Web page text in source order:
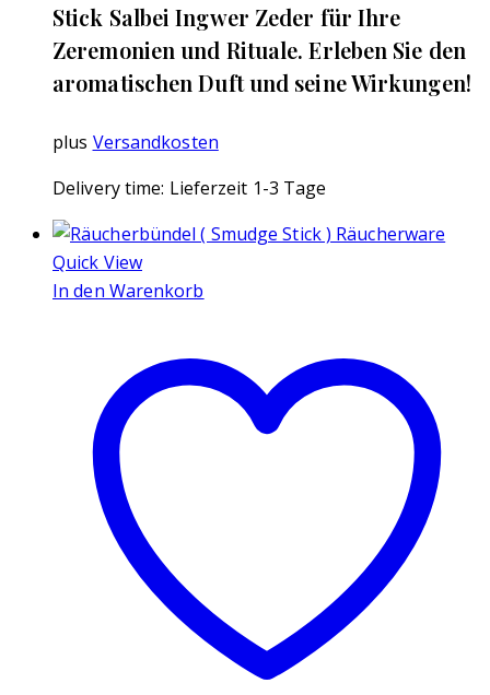
Stick Salbei Ingwer Zeder für Ihre
Zeremonien und Rituale. Erleben Sie den
aromatischen Duft und seine Wirkungen!
plus Versandkosten
Delivery time: Lieferzeit 1-3 Tage
Quick View
In den Warenkorb